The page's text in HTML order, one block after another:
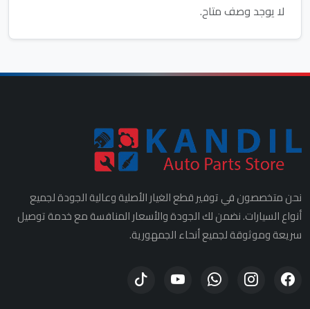
لا يوجد وصف متاح.
نحن متخصصون في توفير قطع الغيار الأصلية وعالية الجودة لجميع
أنواع السيارات. نضمن لك الجودة والأسعار المنافسة مع خدمة توصيل
سريعة وموثوقة لجميع أنحاء الجمهورية.